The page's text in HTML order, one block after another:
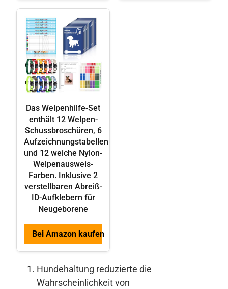
Das Welpenhilfe-Set
enthält 12 Welpen-
Schussbroschüren, 6
Aufzeichnungstabellen
und 12 weiche Nylon-
Welpenausweis-
Farben. Inklusive 2
verstellbaren Abreiß-
ID-Aufklebern für
Neugeborene
Bei Amazon kaufen
Hundehaltung reduzierte die
Wahrscheinlichkeit von